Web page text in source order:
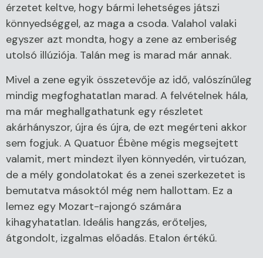
érzetet keltve, hogy bármi lehetséges játszi
könnyedséggel, az maga a csoda. Valahol valaki
egyszer azt mondta, hogy a zene az emberiség
utolsó illúziója. Talán meg is marad már annak.
Mivel a zene egyik összetevője az idő, valószínűleg
mindig megfoghatatlan marad. A felvételnek hála,
ma már meghallgathatunk egy részletet
akárhányszor, újra és újra, de ezt megérteni akkor
sem fogjuk. A Quatuor Ébène mégis megsejtett
valamit, mert mindezt ilyen könnyedén, virtuózan,
de a mély gondolatokat és a zenei szerkezetet is
bemutatva másoktól még nem hallottam. Ez a
lemez egy Mozart-rajongó számára
kihagyhatatlan. Ideális hangzás, erőteljes,
átgondolt, izgalmas előadás. Etalon értékű.